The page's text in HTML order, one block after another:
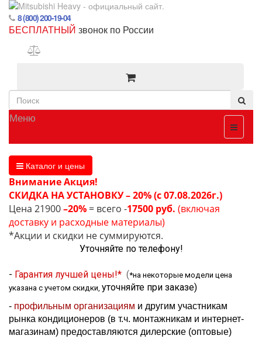
8 (800) 200-19-04
БЕСПЛАТНЫЙ звонок по России
Меню
Каталог и цены
Внимание Акция!
СКИДКА НА УСТАНОВКУ – 20% (с 07.08.2026г.)
Цена 21900–20% = всего -17500 руб. (включая
доставку и расходные материалы)
*Акции и скидки не суммируются.
Уточняйте по телефону!
- Гарантия лучшей цены!* (*на некоторые модели цена
указана с учетом скидки, уточняйте при заказе)
- профильным организациям и другим участникам
рынка кондиционеров (в т.ч. монтажникам и интернет-
магазинам) предоставляются дилерские (оптовые)